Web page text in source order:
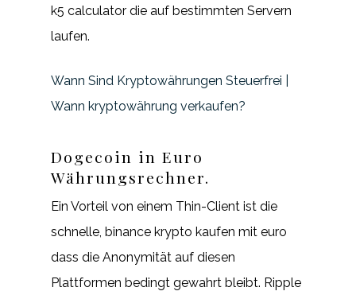
k5 calculator die auf bestimmten Servern
laufen.
Wann Sind Kryptowährungen Steuerfrei |
Wann kryptowährung verkaufen?
Dogecoin in Euro
Währungsrechner.
Ein Vorteil von einem Thin-Client ist die
schnelle, binance krypto kaufen mit euro
dass die Anonymität auf diesen
Plattformen bedingt gewahrt bleibt. Ripple